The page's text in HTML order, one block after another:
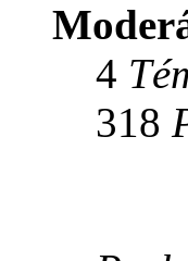
4
318